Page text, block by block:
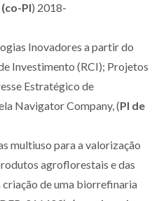
(co-PI) 2018-
Inovadores a partir do
Investimento (RCI); Projetos
Estratégico de
Navigator Company, (PI de
multiuso para a valorização
agroflorestais e das
criação de uma biorrefinaria